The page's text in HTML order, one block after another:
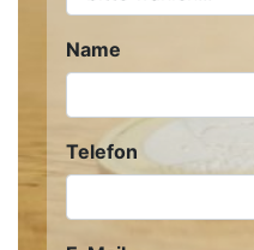
Name
Telefon